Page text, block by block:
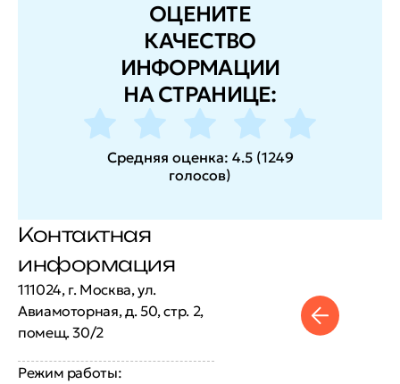
ОЦЕНИТЕ
КАЧЕСТВО
ИНФОРМАЦИИ
НА СТРАНИЦЕ:
Средняя оценка: 4.5(1249
голосов)
Контактная
информация
111024, г. Москва, ул.
Авиамоторная, д. 50, стр. 2,
помещ. 30/2
Режим работы: